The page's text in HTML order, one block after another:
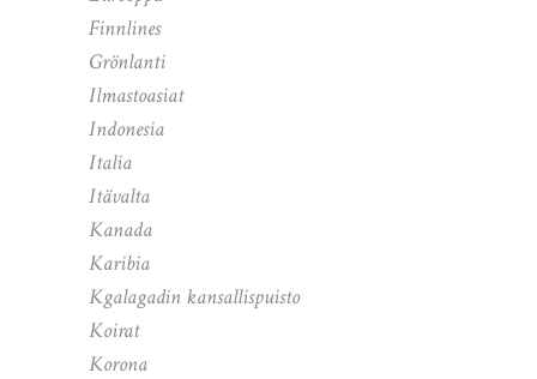
Finnlines
Grönlanti
Ilmastoasiat
Indonesia
Italia
Itävalta
Kanada
Karibia
Kgalagadin kansallispuisto
Koirat
Korona